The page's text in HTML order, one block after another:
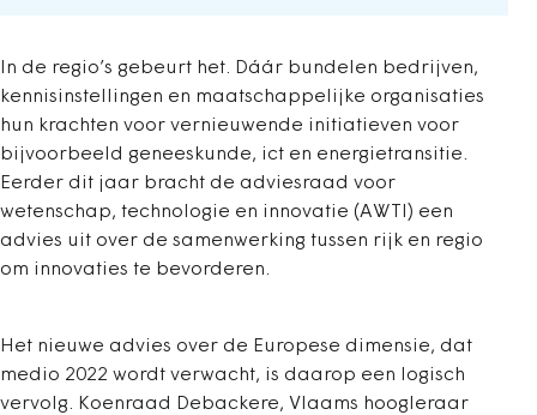
In de regio’s gebeurt het. Dáár bundelen bedrijven,
kennisinstellingen en maatschappelijke organisaties
hun krachten voor vernieuwende initiatieven voor
bijvoorbeeld geneeskunde, ict en energietransitie.
Eerder dit jaar bracht de adviesraad voor
wetenschap, technologie en innovatie (AWTI) een
advies uit over de samenwerking tussen rijk en regio
om innovaties te bevorderen.
Het nieuwe advies over de Europese dimensie, dat
medio 2022 wordt verwacht, is daarop een logisch
vervolg. Koenraad Debackere, Vlaams hoogleraar